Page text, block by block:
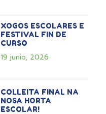
XOGOS ESCOLARES E
FESTIVAL FIN DE
CURSO
19 junio, 2026
COLLEITA FINAL NA
NOSA HORTA
ESCOLAR!